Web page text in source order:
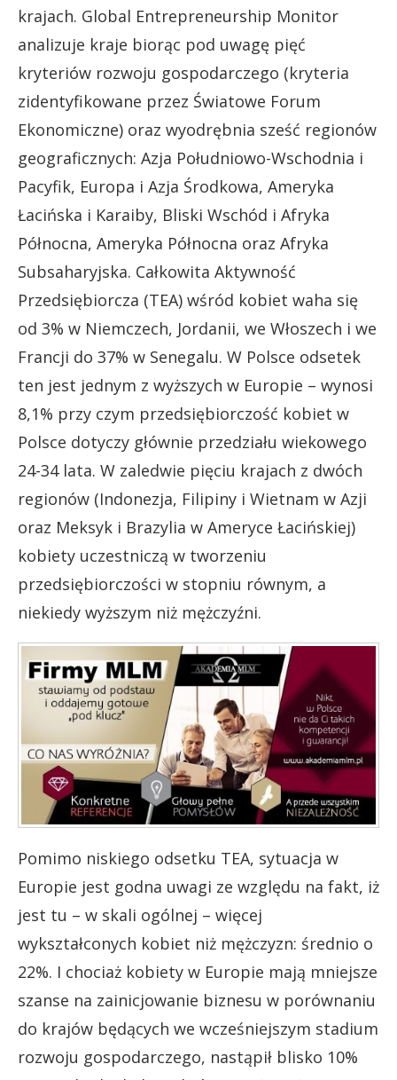
krajach. Global Entrepreneurship Monitor
analizuje kraje biorąc pod uwagę pięć
kryteriów rozwoju gospodarczego (kryteria
zidentyfikowane przez Światowe Forum
Ekonomiczne) oraz wyodrębnia sześć regionów
geograficznych: Azja Południowo-Wschodnia i
Pacyfik, Europa i Azja Środkowa, Ameryka
Łacińska i Karaiby, Bliski Wschód i Afryka
Północna, Ameryka Północna oraz Afryka
Subsaharyjska. Całkowita Aktywność
Przedsiębiorcza (TEA) wśród kobiet waha się
od 3% w Niemczech, Jordanii, we Włoszech i we
Francji do 37% w Senegalu. W Polsce odsetek
ten jest jednym z wyższych w Europie – wynosi
8,1% przy czym przedsiębiorczość kobiet w
Polsce dotyczy głównie przedziału wiekowego
24-34 lata. W zaledwie pięciu krajach z dwóch
regionów (Indonezja, Filipiny i Wietnam w Azji
oraz Meksyk i Brazylia w Ameryce Łacińskiej)
kobiety uczestniczą w tworzeniu
przedsiębiorczości w stopniu równym, a
niekiedy wyższym niż mężczyźni.
Pomimo niskiego odsetku TEA, sytuacja w
Europie jest godna uwagi ze względu na fakt, iż
jest tu – w skali ogólnej – więcej
wykształconych kobiet niż mężczyzn: średnio o
22%. I chociaż kobiety w Europie mają mniejsze
szanse na zainicjowanie biznesu w porównaniu
do krajów będących we wcześniejszym stadium
rozwoju gospodarczego, nastąpił blisko 10%